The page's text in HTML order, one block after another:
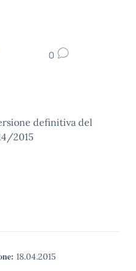
0
definitiva del
2015
18.04.2015